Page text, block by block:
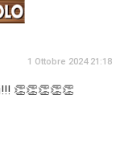
1 Ottobre 2024 21:18
👏👏👏👏👏